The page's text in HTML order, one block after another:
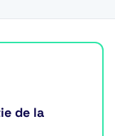
de la